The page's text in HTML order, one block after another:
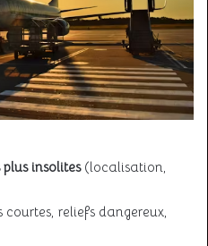
insolites(localisation,
courtes, reliefs dangereux,